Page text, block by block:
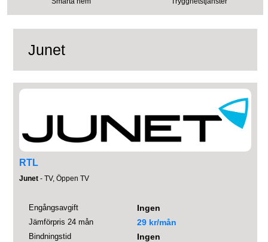
Junet
RTL
Junet - TV, Öppen TV
Engångsavgift Ingen
Jämförpris 24 mån 29 kr/mån
Bindningstid Ingen